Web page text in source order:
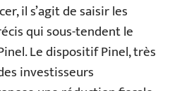
il s’agit de saisir les
qui sous-tendent le
Le dispositif Pinel, très
investisseurs